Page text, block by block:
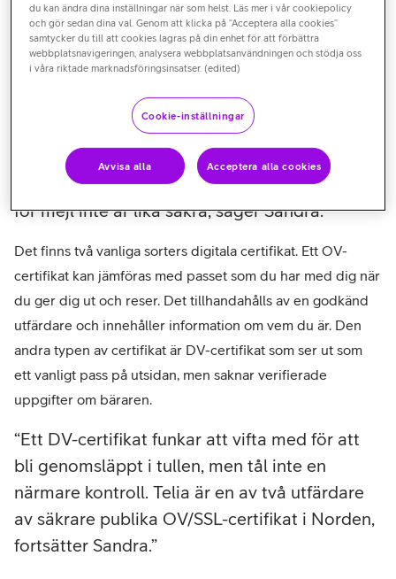
ett paket eller söker vård på ett sjukhus. På nätet behöver
personer, företag och organisationer också kunna styrka
sin identitet i olika sammanhang.
Du är säkert bekant med att säkra sidor på
webben har https och ett hänglås i
adressfältet. Men alla digitala
identitetshandlingar och krypteringslösningar
för mejl inte är lika säkra, säger Sandra.
Det finns två vanliga sorters digitala certifikat. Ett OV-
certifikat kan jämföras med passet som du har med dig när
du ger dig ut och reser. Det tillhandahålls av en godkänd
utfärdare och innehåller information om vem du är. Den
andra typen av certifikat är DV-certifikat som ser ut som
ett vanligt pass på utsidan, men saknar verifierade
uppgifter om bäraren.
Ett DV-certifikat funkar att vifta med för att
bli genomsläppt i tullen, men tål inte en
närmare kontroll. Telia är en av två utfärdare
av säkrare publika OV/SSL-certifikat i Norden,
fortsätter Sandra.
du kan ändra dina inställningar när som helst. Läs mer i vår cookiepolicy
och gör sedan dina val. Genom att klicka på “Acceptera alla cookies”
samtycker du till att cookies lagras på din enhet för att förbättra
webbplatsnavigeringen, analysera webbplatsanvändningen och stödja oss
i våra riktade marknadsföringsinsatser. (edited)
Cookie-inställningar
Avvisa alla Acceptera alla cookies